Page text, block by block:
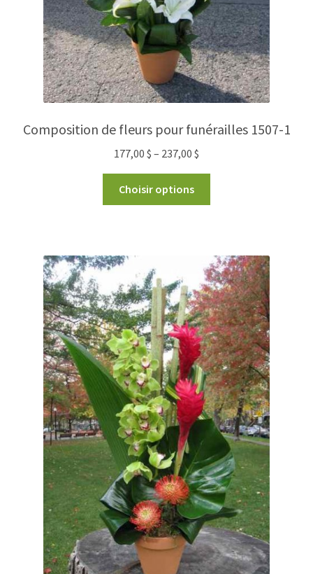
Composition de fleurs pour funérailles 1507-1
177,00 $ – 237,00 $
Choisir options